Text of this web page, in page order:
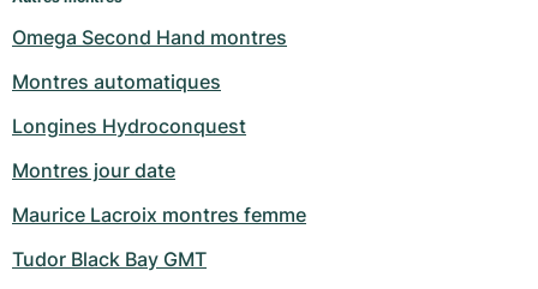
Omega Second Hand montres
Montres automatiques
Longines Hydroconquest
Montres jour date
Maurice Lacroix montres femme
Tudor Black Bay GMT